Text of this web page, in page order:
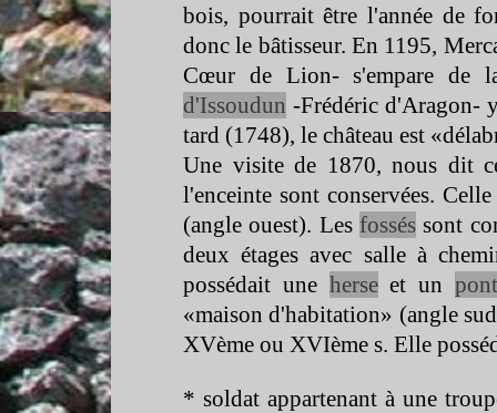
bois, pourrait être l'année de
donc le bâtisseur. En 1195,
Cœur de Lion-s'empare de
d'Issoudun -Frédéric d'Aragon-y
tard (1748), le château est
Une visite de 1870, nous dit
l'enceinte sont conservées.
(angle ouest). Les fossés sont
deux étages avec salle à
possédait une herseet un
«maison d'habitation» (angle
XVème ou XVIème s. Elle
* soldat appartenant à une